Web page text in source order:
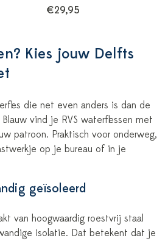
€29,95
Kies jouw Delfts
die net even anders is dan de
vind je RVS waterflessen met
patroon. Praktisch voor onderweg,
op je bureau of in je
geïsoleerd
van hoogwaardig roestvrij staal
isolatie. Dat betekent dat je